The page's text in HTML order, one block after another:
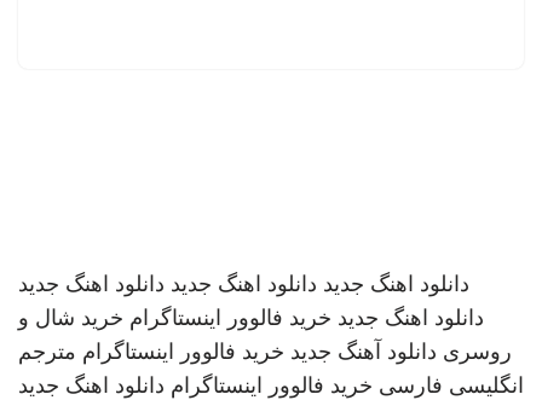
دانلود اهنگ جدید دانلود اهنگ جدید دانلود اهنگ جدید
دانلود اهنگ جدید خرید فالوور اینستاگرام خرید شال و
روسری دانلود آهنگ جدید خرید فالوور اینستاگرام مترجم
انگلیسی فارسی خرید فالوور اینستاگرام دانلود اهنگ جدید